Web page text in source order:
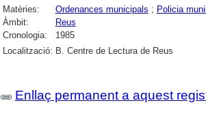
Matèries: Ordenances municipals ; Policia
Àmbit:
Reus
Cronologia:
1985
Localització: B. Centre de Lectura de Reus
Enllaç permanent a aquest